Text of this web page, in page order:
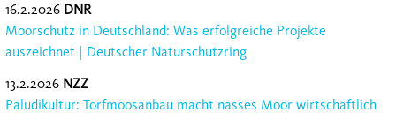
16.2.2026 DNR
Moorschutz in Deutschland: Was erfolgreiche Projekte
auszeichnet | Deutscher Naturschutzring
13.2.2026 NZZ
Paludikultur: Torfmoosanbau macht nasses Moor wirtschaftlich